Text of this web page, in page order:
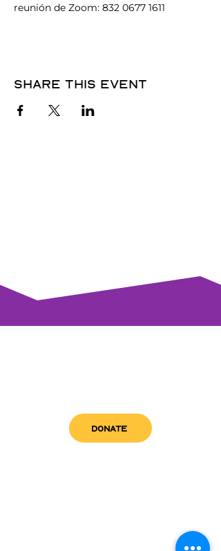
reunión de Zoom: 832 0677 1611
Share this event
DONATE